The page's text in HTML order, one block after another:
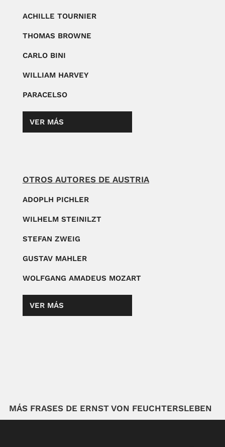
ACHILLE TOURNIER
THOMAS BROWNE
CARLO BINI
WILLIAM HARVEY
PARACELSO
VER MÁS
OTROS AUTORES DE AUSTRIA
ADOPLH PICHLER
WILHELM STEINILZT
STEFAN ZWEIG
GUSTAV MAHLER
WOLFGANG AMADEUS MOZART
VER MÁS
MÁS FRASES DE ERNST VON FEUCHTERSLEBEN